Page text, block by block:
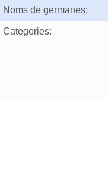
Noms de germanes:
Categories: